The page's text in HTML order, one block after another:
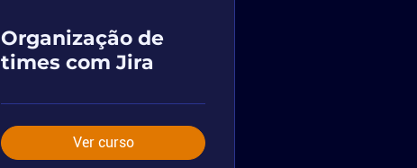
Organização de
times com Jira
Ver curso